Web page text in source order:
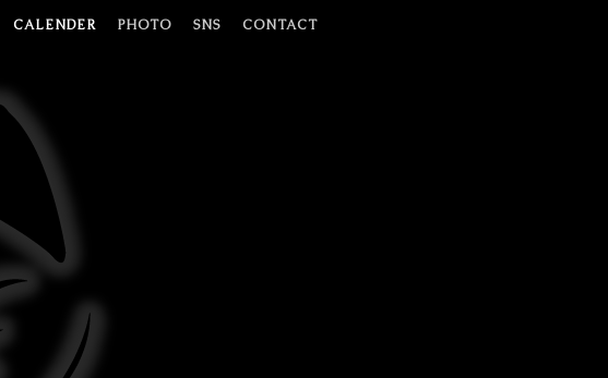
CALENDER PHOTO SNS
CONTACT